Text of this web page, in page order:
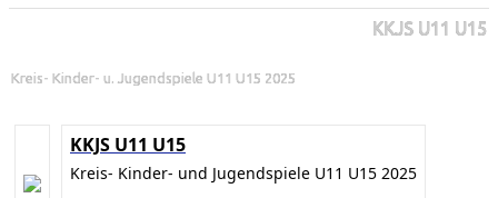
KKJS U11 U15
Kreis- Kinder- u. Jugendspiele U11 U15 2025
KKJS U11 U15
Kreis- Kinder- und Jugendspiele U11 U15 2025